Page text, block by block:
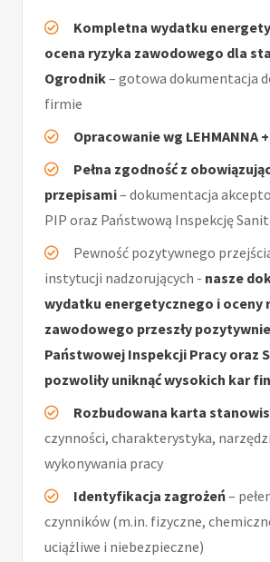
Kompletna wydatku
ocena ryzyka zawodowego dla
Ogrodnik– gotowa dokumentacja
firmie
Opracowanie wg LEHMANNA
Pełna zgodność z
przepisami– dokumentacja
PIP oraz Państwową Inspekcję
Pewność pozytywnego
instytucji nadzorujących - nasze
wydatku energetycznego i oceny
zawodowego przeszły
Państwowej Inspekcji Pracy oraz
pozwoliły uniknąć wysokich kar
Rozbudowana karta
czynności, charakterystyka,
wykonywania pracy
Identyfikacja zagrożeń–
czynników (m.in. fizyczne,
uciążliwe i niebezpieczne)